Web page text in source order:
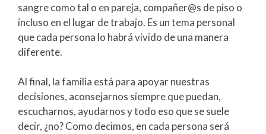
sangre como tal o en pareja, compañer@s de piso o
incluso en el lugar de trabajo. Es un tema personal
que cada persona lo habrá vivido de una manera
diferente.
Al final, la familia está para apoyar nuestras
decisiones, aconsejarnos siempre que puedan,
escucharnos, ayudarnos y todo eso que se suele
decir, ¿no? Como decimos, en cada persona será